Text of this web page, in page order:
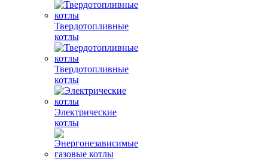
Твердотопливные
котлы
Твердотопливные
котлы
Электрические
котлы